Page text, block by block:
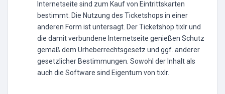
Internetseite sind zum Kauf von Eintrittskarten
bestimmt. Die Nutzung des Ticketshops in einer
anderen Form ist untersagt. Der Ticketshop tixlr und
die damit verbundene Internetseite genießen Schutz
gemäß dem Urheberrechtsgesetz und ggf. anderer
gesetzlicher Bestimmungen. Sowohl der Inhalt als
auch die Software sind Eigentum von tixlr.